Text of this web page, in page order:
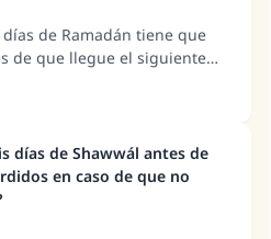
de Ramadán tiene que
de que llegue el siguiente
días de Shawwál antes de
en caso de que no